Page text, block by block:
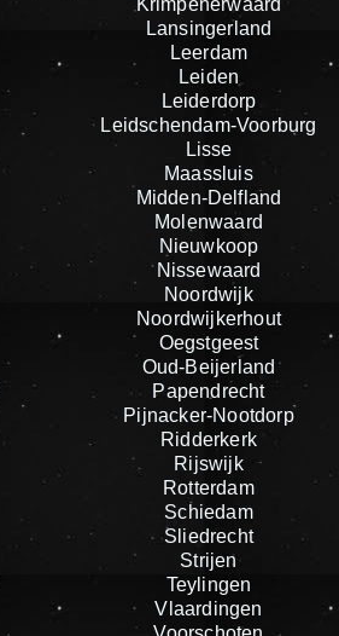
Krimpenerwaard
Lansingerland
Leerdam
Leiden
Leiderdorp
Leidschendam-Voorburg
Lisse
Maassluis
Midden-Delfland
Molenwaard
Nieuwkoop
Nissewaard
Noordwijk
Noordwijkerhout
Oegstgeest
Oud-Beijerland
Papendrecht
Pijnacker-Nootdorp
Ridderkerk
Rijswijk
Rotterdam
Schiedam
Sliedrecht
Strijen
Teylingen
Vlaardingen